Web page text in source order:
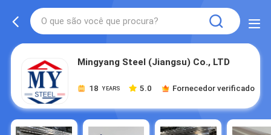
Mingyang Steel (Jiangsu) Co., LTD
18 YEARS 5.0 Fornecedor verificado